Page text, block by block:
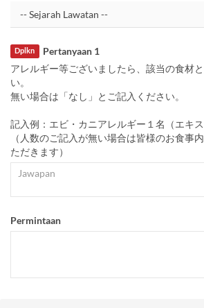
Pertanyaan 1
Dplkn
アレルギー等ございましたら、該当の食材
い。
無い場合は「なし」とご記入ください。
記入例：エビ・カニアレルギー１名（エキス
（人数のご記入が無い場合は皆様のお食事
ただきます）
Permintaan